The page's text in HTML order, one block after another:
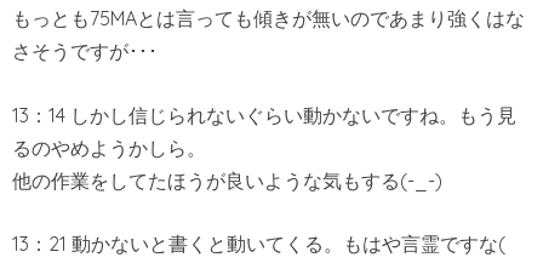
もっとも75MAとは言っても傾きが無いのであまり強くはな
さそうですが･･･
13：14 しかし信じられないぐらい動かないですね。もう見
るのやめようかしら。
他の作業をしてたほうが良いような気もする(-_-)
13：21 動かないと書くと動いてくる。もはや言霊ですな(